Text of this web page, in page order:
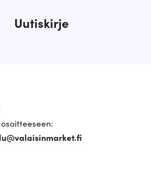
Uutiskirje